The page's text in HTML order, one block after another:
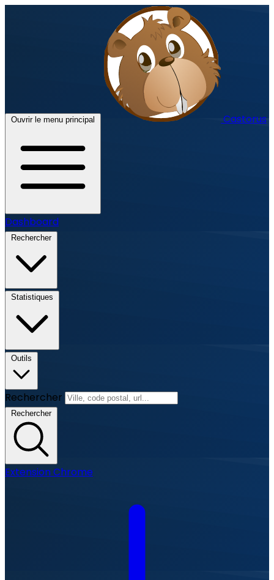
Ouvrir le menu principal Castorus
Dashboard
Rechercher
Statistiques
Outils
Rechercher
Rechercher
Extension Chrome